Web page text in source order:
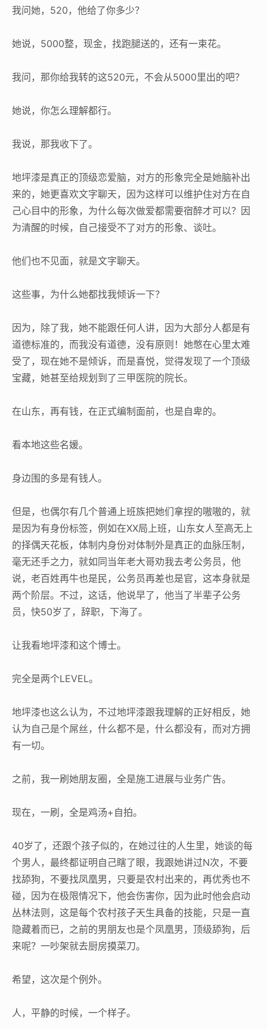
我问她，520，他给了你多少？
她说，5000整，现金，找跑腿送的，还有一束花。
我问，那你给我转的这520元，不会从5000里出的吧？
她说，你怎么理解都行。
我说，那我收下了。
地坪漆是真正的顶级恋爱脑，对方的形象完全是她脑补出
来的，她更喜欢文字聊天，因为这样可以维护住对方在自
己心目中的形象，为什么每次做爱都需要宿醉才可以？因
为清醒的时候，自己接受不了对方的形象、谈吐。
他们也不见面，就是文字聊天。
这些事，为什么她都找我倾诉一下？
因为，除了我，她不能跟任何人讲，因为大部分人都是有
道德标准的，而我没有道德，没有原则！她憋在心里太难
受了，现在她不是倾诉，而是喜悦，觉得发现了一个顶级
宝藏，她甚至给规划到了三甲医院的院长。
在山东，再有钱，在正式编制面前，也是自卑的。
看本地这些名媛。
身边围的多是有钱人。
但是，也偶尔有几个普通上班族把她们拿捏的嗷嗷的，就
是因为有身份标签，例如在XX局上班，山东女人至高无上
的择偶天花板，体制内身份对体制外是真正的血脉压制，
毫无还手之力，就如同当年老大哥劝我去考公务员，他
说，老百姓再牛也是民，公务员再差也是官，这本身就是
两个阶层。不过，这话，他说早了，他当了半辈子公务
员，快50岁了，辞职，下海了。
让我看地坪漆和这个博士。
完全是两个LEVEL。
地坪漆也这么认为，不过地坪漆跟我理解的正好相反，她
认为自己是个屌丝，什么都不是，什么都没有，而对方拥
有一切。
之前，我一刷她朋友圈，全是施工进展与业务广告。
现在，一刷，全是鸡汤+自拍。
40岁了，还跟个孩子似的，在她过往的人生里，她谈的每
个男人，最终都证明自己瞎了眼，我跟她讲过N次，不要
找舔狗，不要找凤凰男，只要是农村出来的，再优秀也不
碰，因为在极限情况下，他会伤害你，因为此时他会启动
丛林法则，这是每个农村孩子天生具备的技能，只是一直
隐藏着而已，之前的男朋友也是个凤凰男，顶级舔狗，后
来呢？一吵架就去厨房摸菜刀。
希望，这次是个例外。
人，平静的时候，一个样子。